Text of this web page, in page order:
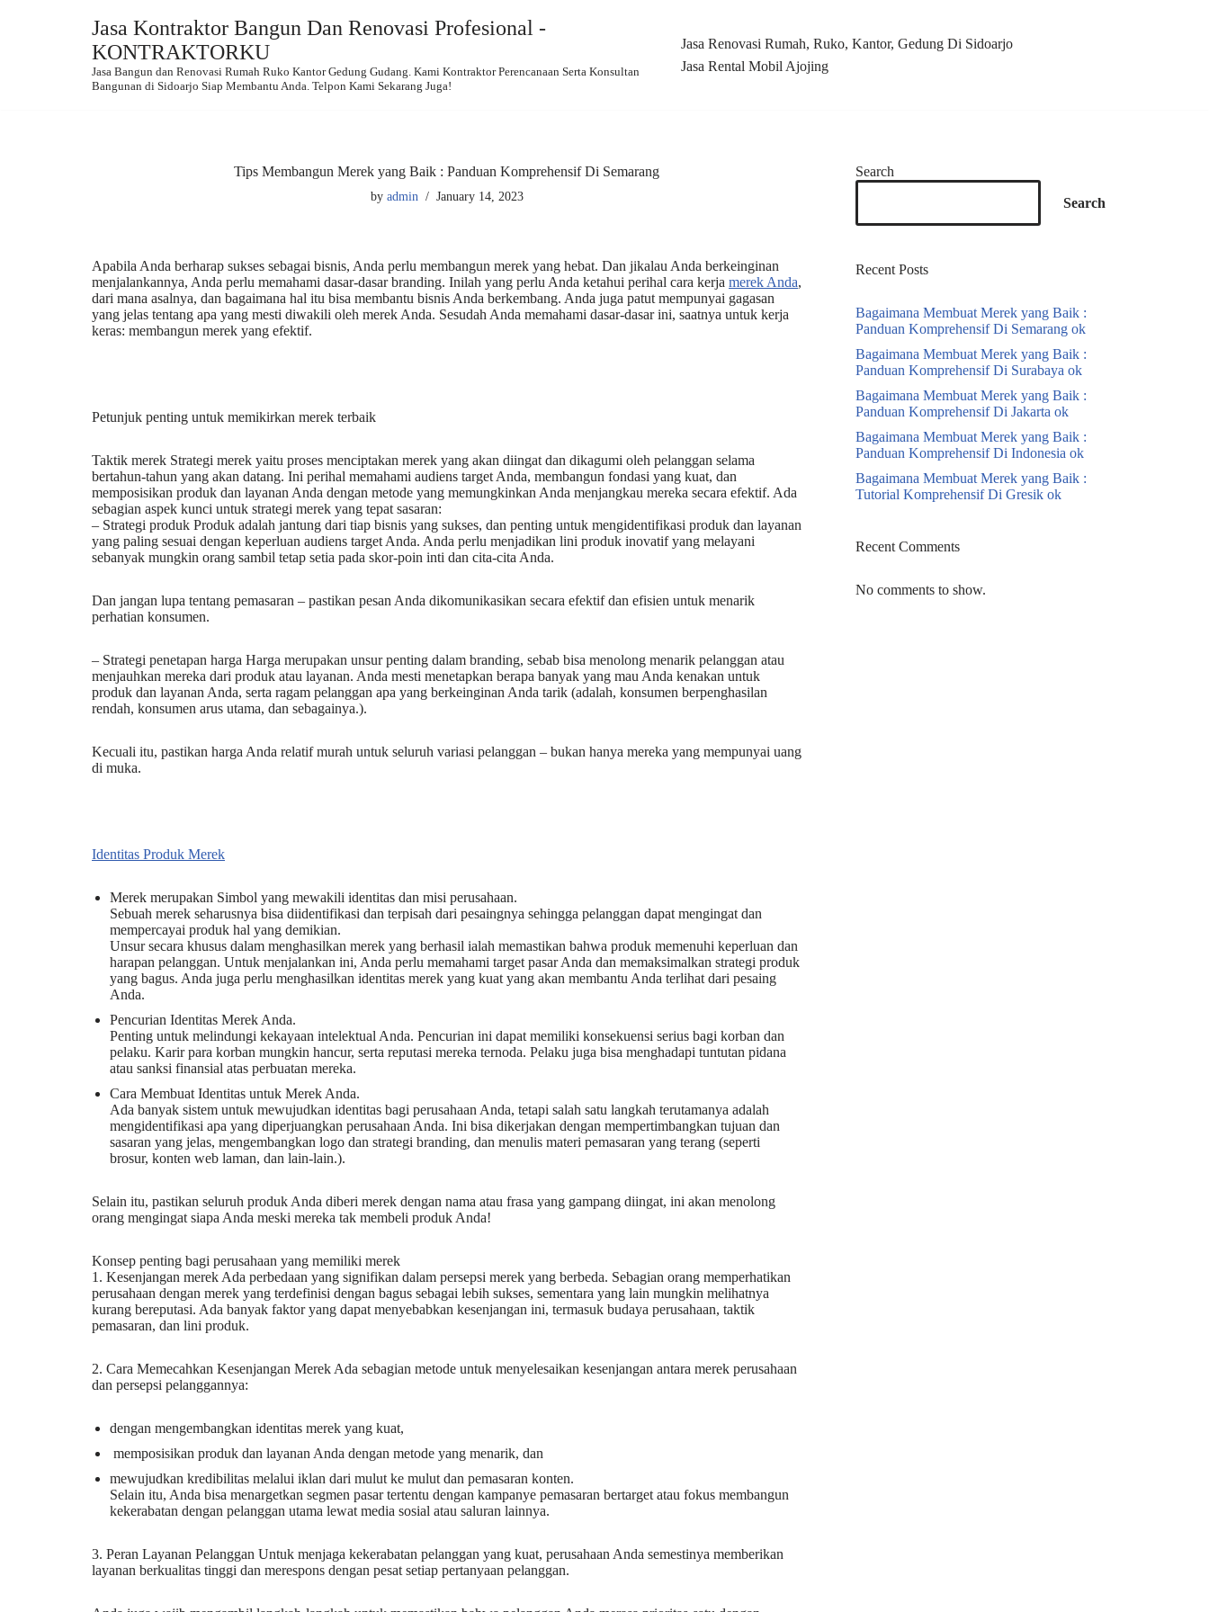
Jasa Kontraktor Bangun Dan Renovasi Profesional -
KONTRAKTORKU
Jasa Bangun dan Renovasi Rumah Ruko Kantor Gedung Gudang. Kami Kontraktor Perencanaan Serta Konsultan
Bangunan di Sidoarjo Siap Membantu Anda. Telpon Kami Sekarang Juga!
Jasa Renovasi Rumah, Ruko, Kantor, Gedung Di Sidoarjo
Jasa Rental Mobil Ajojing
Tips Membangun Merek yang Baik : Panduan Komprehensif Di Semarang
by admin January 14, 2023
Apabila Anda berharap sukses sebagai bisnis, Anda perlu membangun merek yang hebat. Dan jikalau Anda berkeinginan
menjalankannya, Anda perlu memahami dasar-dasar branding. Inilah yang perlu Anda ketahui perihal cara kerja merek Anda,
dari mana asalnya, dan bagaimana hal itu bisa membantu bisnis Anda berkembang. Anda juga patut mempunyai gagasan
yang jelas tentang apa yang mesti diwakili oleh merek Anda. Sesudah Anda memahami dasar-dasar ini, saatnya untuk kerja
keras: membangun merek yang efektif.
Petunjuk penting untuk memikirkan merek terbaik
Taktik merek Strategi merek yaitu proses menciptakan merek yang akan diingat dan dikagumi oleh pelanggan selama
bertahun-tahun yang akan datang. Ini perihal memahami audiens target Anda, membangun fondasi yang kuat, dan
memposisikan produk dan layanan Anda dengan metode yang memungkinkan Anda menjangkau mereka secara efektif. Ada
sebagian aspek kunci untuk strategi merek yang tepat sasaran:
– Strategi produk Produk adalah jantung dari tiap bisnis yang sukses, dan penting untuk mengidentifikasi produk dan layanan
yang paling sesuai dengan keperluan audiens target Anda. Anda perlu menjadikan lini produk inovatif yang melayani
sebanyak mungkin orang sambil tetap setia pada skor-poin inti dan cita-cita Anda.
Dan jangan lupa tentang pemasaran – pastikan pesan Anda dikomunikasikan secara efektif dan efisien untuk menarik
perhatian konsumen.
– Strategi penetapan harga Harga merupakan unsur penting dalam branding, sebab bisa menolong menarik pelanggan atau
menjauhkan mereka dari produk atau layanan. Anda mesti menetapkan berapa banyak yang mau Anda kenakan untuk
produk dan layanan Anda, serta ragam pelanggan apa yang berkeinginan Anda tarik (adalah, konsumen berpenghasilan
rendah, konsumen arus utama, dan sebagainya.).
Kecuali itu, pastikan harga Anda relatif murah untuk seluruh variasi pelanggan – bukan hanya mereka yang mempunyai uang
di muka.
Identitas Produk Merek
Merek merupakan Simbol yang mewakili identitas dan misi perusahaan.
Sebuah merek seharusnya bisa diidentifikasi dan terpisah dari pesaingnya sehingga pelanggan dapat mengingat dan
mempercayai produk hal yang demikian.
Unsur secara khusus dalam menghasilkan merek yang berhasil ialah memastikan bahwa produk memenuhi keperluan dan
harapan pelanggan. Untuk menjalankan ini, Anda perlu memahami target pasar Anda dan memaksimalkan strategi produk
yang bagus. Anda juga perlu menghasilkan identitas merek yang kuat yang akan membantu Anda terlihat dari pesaing
Anda.
Pencurian Identitas Merek Anda.
Penting untuk melindungi kekayaan intelektual Anda. Pencurian ini dapat memiliki konsekuensi serius bagi korban dan
pelaku. Karir para korban mungkin hancur, serta reputasi mereka ternoda. Pelaku juga bisa menghadapi tuntutan pidana
atau sanksi finansial atas perbuatan mereka.
Cara Membuat Identitas untuk Merek Anda.
Ada banyak sistem untuk mewujudkan identitas bagi perusahaan Anda, tetapi salah satu langkah terutamanya adalah
mengidentifikasi apa yang diperjuangkan perusahaan Anda. Ini bisa dikerjakan dengan mempertimbangkan tujuan dan
sasaran yang jelas, mengembangkan logo dan strategi branding, dan menulis materi pemasaran yang terang (seperti
brosur, konten web laman, dan lain-lain.).
Selain itu, pastikan seluruh produk Anda diberi merek dengan nama atau frasa yang gampang diingat, ini akan menolong
orang mengingat siapa Anda meski mereka tak membeli produk Anda!
Konsep penting bagi perusahaan yang memiliki merek
1. Kesenjangan merek Ada perbedaan yang signifikan dalam persepsi merek yang berbeda. Sebagian orang memperhatikan
perusahaan dengan merek yang terdefinisi dengan bagus sebagai lebih sukses, sementara yang lain mungkin melihatnya
kurang bereputasi. Ada banyak faktor yang dapat menyebabkan kesenjangan ini, termasuk budaya perusahaan, taktik
pemasaran, dan lini produk.
2. Cara Memecahkan Kesenjangan Merek Ada sebagian metode untuk menyelesaikan kesenjangan antara merek perusahaan
dan persepsi pelanggannya:
dengan mengembangkan identitas merek yang kuat,
memposisikan produk dan layanan Anda dengan metode yang menarik, dan
mewujudkan kredibilitas melalui iklan dari mulut ke mulut dan pemasaran konten.
Selain itu, Anda bisa menargetkan segmen pasar tertentu dengan kampanye pemasaran bertarget atau fokus membangun
kekerabatan dengan pelanggan utama lewat media sosial atau saluran lainnya.
3. Peran Layanan Pelanggan Untuk menjaga kekerabatan pelanggan yang kuat, perusahaan Anda semestinya memberikan
layanan berkualitas tinggi dan merespons dengan pesat setiap pertanyaan pelanggan.
Search
Search
Recent Posts
Bagaimana Membuat Merek yang Baik :
Panduan Komprehensif Di Semarang ok
Bagaimana Membuat Merek yang Baik :
Panduan Komprehensif Di Surabaya ok
Bagaimana Membuat Merek yang Baik :
Panduan Komprehensif Di Jakarta ok
Bagaimana Membuat Merek yang Baik :
Panduan Komprehensif Di Indonesia ok
Bagaimana Membuat Merek yang Baik :
Tutorial Komprehensif Di Gresik ok
Recent Comments
No comments to show.